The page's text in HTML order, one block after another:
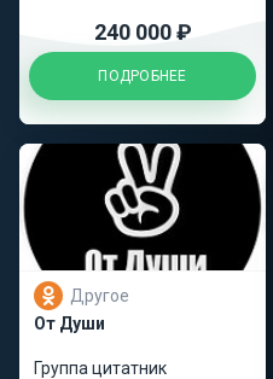
240 000 ₽
ПОДРОБНЕЕ
Другое
От Души
Группа цитатник